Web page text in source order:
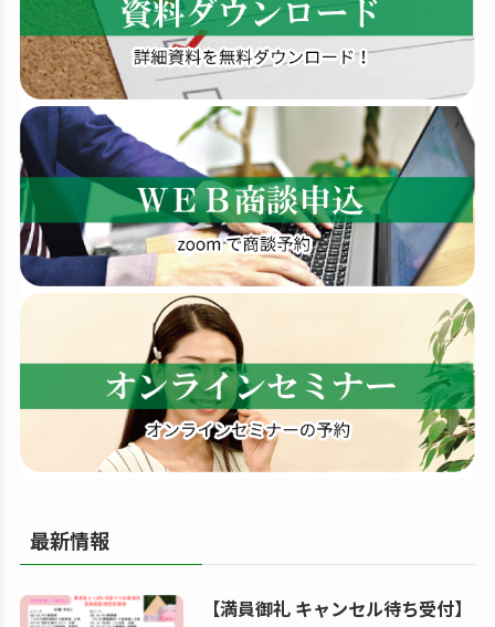
索
す
る
最新情報
【満員御礼 キャンセル待ち受付】